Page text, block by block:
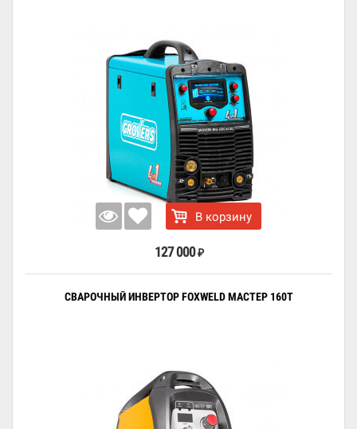
В корзину
127 000 ₽
СВАРОЧНЫЙ ИНВЕРТОР FOXWELD МАСТЕР 160Т